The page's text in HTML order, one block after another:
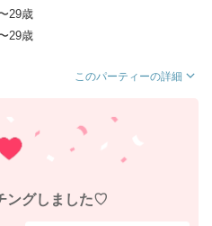
29歳
29歳
このパーティーの詳細
ングしました♡